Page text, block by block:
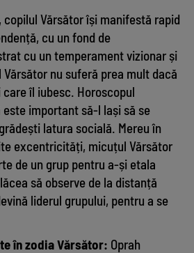
Vărsător își manifestă rapid
cu un fond de
cu un temperament vizionar și
Vărsător nu suferă prea mult dacă
îl iubesc. Horoscopul
este important să-l lași să se
latura socială. Mereu în
excentricități, micuțul Vărsător
de un grup pentru a-și etala
să observe de la distanță
liderul grupului, pentru a se
în zodia Vărsător: Oprah